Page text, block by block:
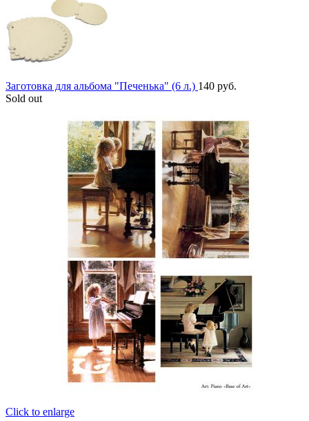
Заготовка для альбома "Печенька" (6 л.) 140 руб.
Sold out
Click to enlarge